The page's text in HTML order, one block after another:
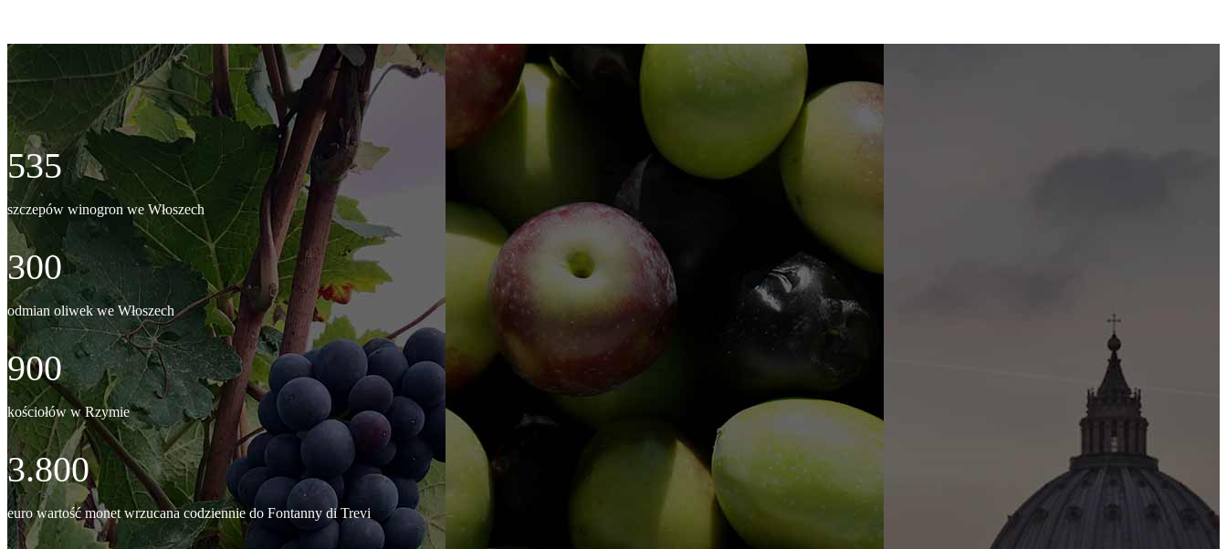
535
szczepów winogron we Włoszech
300
odmian oliwek we Włoszech
900
kościołów w Rzymie
3.800
euro wartość monet wrzucana codziennie do Fontanny di Trevi